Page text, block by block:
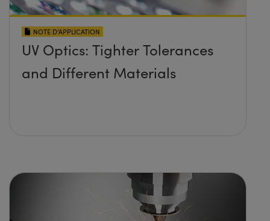
NOTE D’APPLICATION
UV Optics: Tighter Tolerances
and Different Materials